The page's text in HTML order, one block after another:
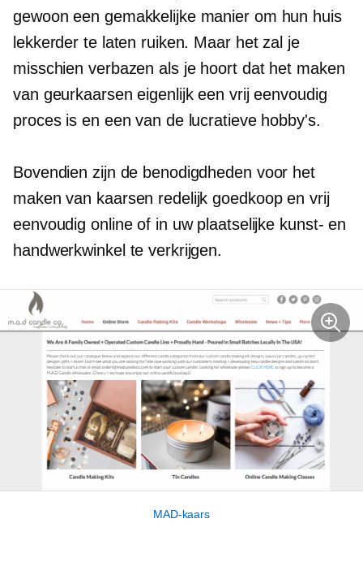
gewoon een gemakkelijke manier om hun huis
lekkerder te laten ruiken. Maar het zal je
misschien verbazen als je hoort dat het maken
van geurkaarsen eigenlijk een vrij eenvoudig
proces is en een van de lucratieve hobby's.
Bovendien zijn de benodigdheden voor het
maken van kaarsen redelijk goedkoop en vrij
eenvoudig online of in uw plaatselijke kunst- en
handwerkwinkel te verkrijgen.
MAD-kaars